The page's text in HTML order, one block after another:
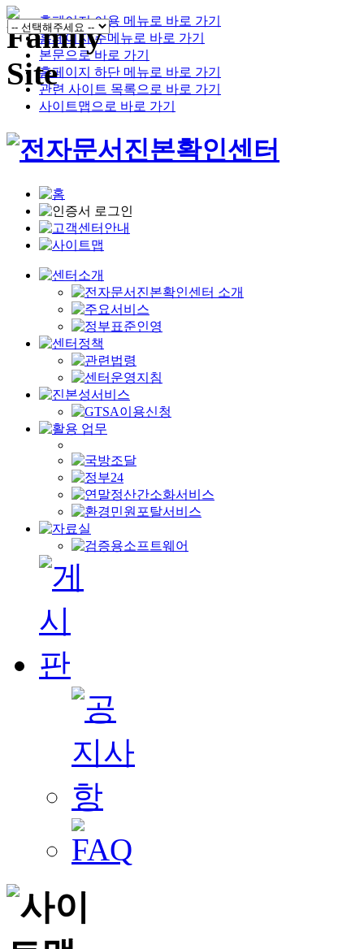
홈페이지 이용 메뉴로 바로 가기
홈페이지 주메뉴로 바로 가기
본문으로 바로 가기
홈페이지 하단 메뉴로 바로 가기
관련 사이트 목록으로 바로 가기
사이트맵으로 바로 가기